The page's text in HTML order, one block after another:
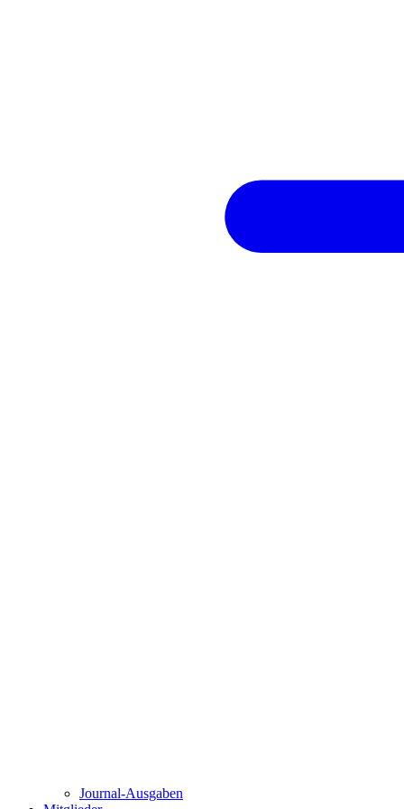
Journal-Ausgaben